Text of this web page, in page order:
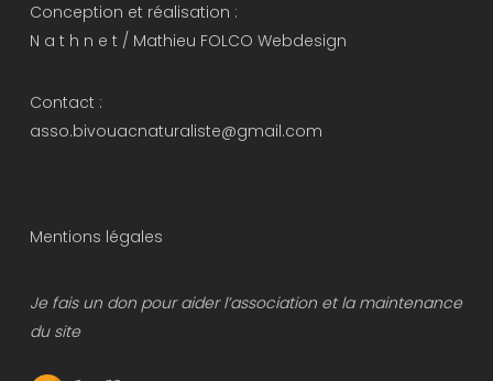
Conception et réalisation :
N a t h n e t / Mathieu FOLCO Webdesign
Contact :
asso.bivouacnaturaliste@gmail.com
Mentions légales
Je fais un don pour aider l’association et la maintenance
du site